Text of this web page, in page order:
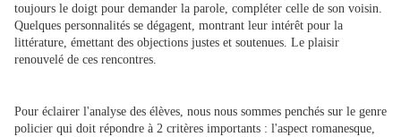
toujours le doigt pour demander la parole, compléter celle de son voisin.
Quelques personnalités se dégagent, montrant leur intérêt pour la
littérature, émettant des objections justes et soutenues. Le plaisir
renouvelé de ces rencontres.
Pour éclairer l'analyse des élèves, nous nous sommes penchés sur le genre
policier qui doit répondre à 2 critères importants : l'aspect romanesque,